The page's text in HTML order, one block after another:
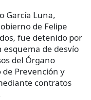
García Luna,
de Felipe
fue detenido por
de desvío
del Órgano
Prevención y
contratos